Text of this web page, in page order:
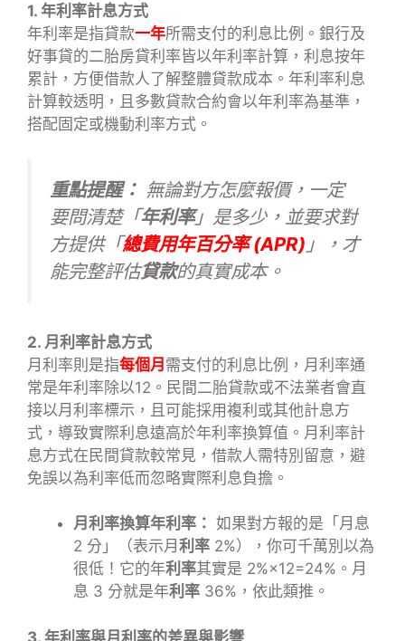
1. 年利率計息方式
年利率是指貸款一年所需支付的利息比例。銀行及
好事貸的二胎房貸利率皆以年利率計算，利息按年
累計，方便借款人了解整體貸款成本。年利率利息
計算較透明，且多數貸款合約會以年利率為基準，
搭配固定或機動利率方式。
重點提醒： 無論對方怎麼報價，一定
要問清楚「年利率」是多少，並要求對
方提供「總費用年百分率 (APR) 」，才
能完整評估貸款的真實成本。
2. 月利率計息方式
月利率則是指每個月 需支付的利息比例，月利率通
常是年利率除以12。民間二胎貸款或不法業者會直
接以月利率標示，且可能採用複利或其他計息方
式，導致實際利息遠高於年利率換算值。月利率計
息方式在民間貸款較常見，借款人需特別留意，避
免誤以為利率低而忽略實際利息負擔。
月利率換算年利率： 如果對方報的是「月息
2 分」（表示月 利率 2%），你可千萬別以為
很低！它的年利率其實是 2%×12=24% 。月
息 3 分就是年利率 36%，依此類推。
3. 年利率與月利率的差異與影響